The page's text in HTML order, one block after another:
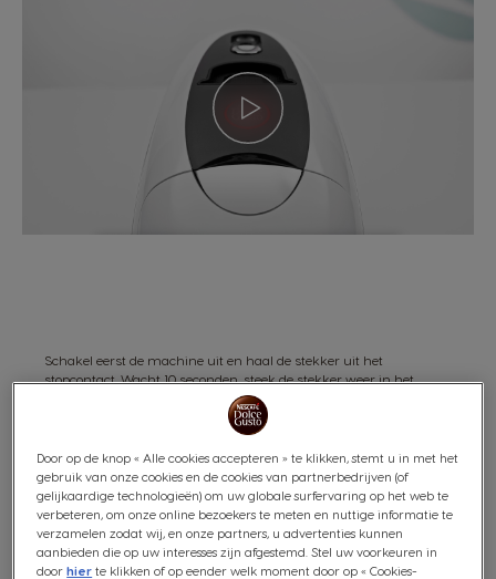
Schakel eerst de machine uit en haal de stekker uit het
stopcontact. Wacht 10 seconden, steek de stekker weer in het
stopcontact en zet de machine aan.
Blijft de startknop op je NEO Latte machine nog steeds rood
branden? Waarschijnlijk heeft je machine dan een technisch
probleem.
Neem contact op met onze consumentenservice via 0800 365 2348
(ma t/m vr 08.00-18.00, za 09.00-15.00, zo gesloten). Vermeld dat je
machine de fout 'n2-error-10003' heeft, en ons team zal hun best
doen het probleem op te lossen.
Door op de knop « Alle cookies accepteren » te klikken, stemt u in met het
gebruik van onze cookies en de cookies van partnerbedrijven (of
gelijkaardige technologieën) om uw globale surfervaring op het web te
verbeteren, om onze online bezoekers te meten en nuttige informatie te
verzamelen zodat wij, en onze partners, u advertenties kunnen
aanbieden die op uw interesses zijn afgestemd. Stel uw voorkeuren in
doorhier te klikken of op eender welk moment door op « Cookies-